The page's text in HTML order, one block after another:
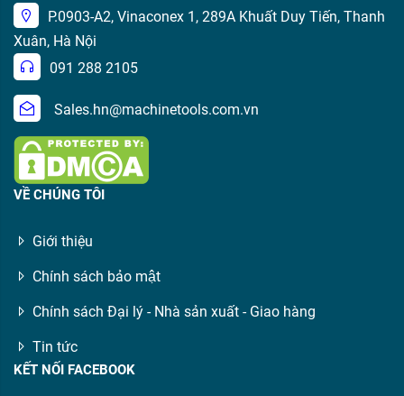
P.0903-A2, Vinaconex 1, 289A Khuất Duy Tiến, Thanh
Xuân, Hà Nội
091 288 2105
Sales.hn@machinetools.com.vn
VỀ CHÚNG TÔI
Giới thiệu
Chính sách bảo mật
Chính sách Đại lý - Nhà sản xuất - Giao hàng
Tin tức
KẾT NỐI FACEBOOK